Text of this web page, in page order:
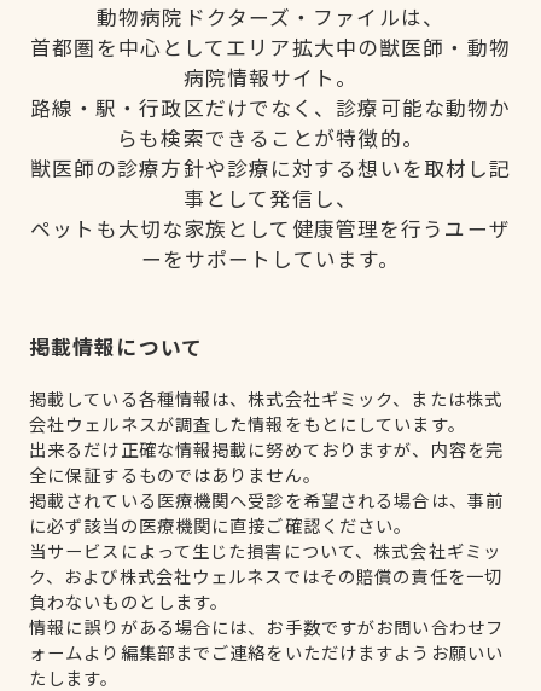
動物病院ドクターズ・ファイルは、
首都圏を中心としてエリア拡大中の獣医師・動物
病院情報サイト。
路線・駅・行政区だけでなく、診療可能な動物か
らも検索できることが特徴的。
獣医師の診療方針や診療に対する想いを取材し記
事として発信し、
ペットも大切な家族として健康管理を行うユーザ
ーをサポートしています。
掲載情報について
掲載している各種情報は、株式会社ギミック、または株式
会社ウェルネスが調査した情報をもとにしています。
出来るだけ正確な情報掲載に努めておりますが、内容を完
全に保証するものではありません。
掲載されている医療機関へ受診を希望される場合は、事前
に必ず該当の医療機関に直接ご確認ください。
当サービスによって生じた損害について、株式会社ギミッ
ク、および株式会社ウェルネスではその賠償の責任を一切
負わないものとします。
情報に誤りがある場合には、お手数ですがお問い合わせフ
ォームより編集部までご連絡をいただけますようお願いい
たします。